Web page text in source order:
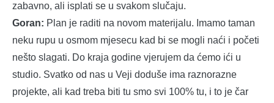
zabavno, ali isplati se u svakom slučaju.
Goran: Plan je raditi na novom materijalu. Imamo taman
neku rupu u osmom mjesecu kad bi se mogli naći i početi
nešto slagati. Do kraja godine vjerujem da ćemo ići u
studio. Svatko od nas u Veji doduše ima raznorazne
projekte, ali kad treba biti tu smo svi 100% tu, i to je čar